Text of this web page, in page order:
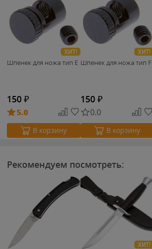
ХИТ!
Шпенек для ножа тип E
150 ₽
5.0
В корзину
ХИТ!
Шпенек для ножа тип F
150 ₽
0.0
В корзину
Рекомендуем посмотреть:
ХИТ!